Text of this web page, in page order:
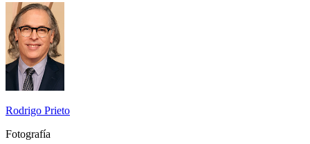
Rodrigo Prieto
Fotografía